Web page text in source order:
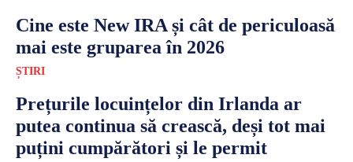
Cine este New IRA și cât de periculoasă
mai este gruparea în 2026
ȘTIRI
Prețurile locuințelor din Irlanda ar
putea continua să crească, deși tot mai
puțini cumpărători și le permit